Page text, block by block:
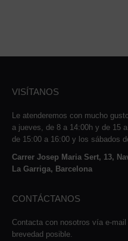
VISÍTANOS
Le atenderemos con mucho
a jueves, de 8 a 14:00h y de 15
de 15:00 a 16:00 y los sábados
Carrer Josep Maria Sert, 13,
La Garriga, Barcelona
CONTÁCTANOS
Contacta con nosotros vía e-
brevedad posible.